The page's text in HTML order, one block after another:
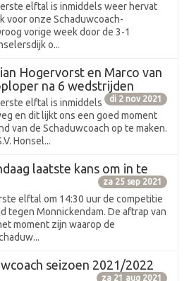
elftal is inmiddels weer hervat
voor onze Schaduwcoach-
vorige week door de 3-1
o...
Hogervorst en Marco van
na 6 wedstrijden
di 2 nov 2021
elftal is inmiddels
en dit lijkt ons een goed moment
van de Schaduwcoach op te maken.
Honsel...
laatste kans om in te
za 25 sep 2021
elftal om 14:30 uur de competitie
tegen Monnickendam. De aftrap van
moment zijn waarop de
seizoen 2021/2022
za 21 aug 2021